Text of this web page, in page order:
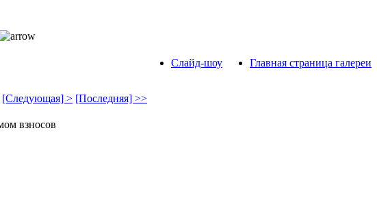
Главная страница галереи
Слайд-шоу
[Следующая] > [Последняя] >>